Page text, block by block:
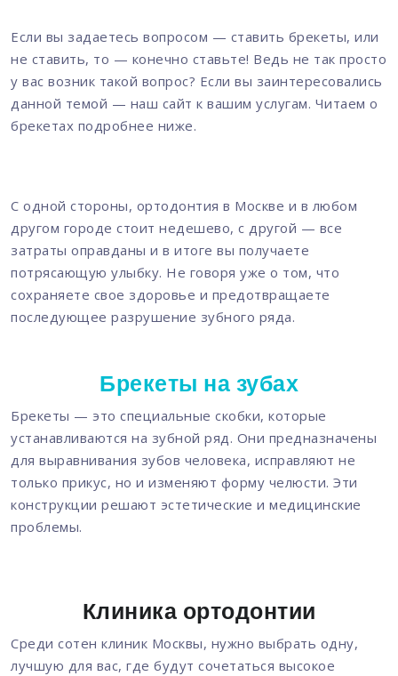
Если вы задаетесь вопросом — ставить брекеты, или
не ставить, то — конечно ставьте! Ведь не так просто
у вас возник такой вопрос? Если вы заинтересовались
данной темой — наш сайт к вашим услугам. Читаем о
брекетах подробнее ниже.
С одной стороны, ортодонтия в Москве и в любом
другом городе стоит недешево, с другой — все
затраты оправданы и в итоге вы получаете
потрясающую улыбку. Не говоря уже о том, что
сохраняете свое здоровье и предотвращаете
последующее разрушение зубного ряда.
Брекеты на зубах
Брекеты — это специальные скобки, которые
устанавливаются на зубной ряд. Они предназначены
для выравнивания зубов человека, исправляют не
только прикус, но и изменяют форму челюсти. Эти
конструкции решают эстетические и медицинские
проблемы.
Клиника ортодонтии
Среди сотен клиник Москвы, нужно выбрать одну,
лучшую для вас, где будут сочетаться высокое